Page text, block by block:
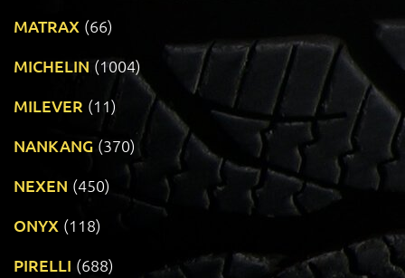
MATRAX (66)
MICHELIN (1004)
MILEVER (11)
NANKANG (370)
NEXEN (450)
ONYX (118)
PIRELLI (688)